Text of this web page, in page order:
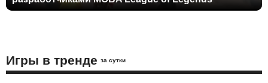
Игры в тренде за сутки